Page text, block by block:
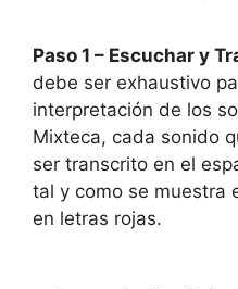
Paso 1 – Escuchar y
debe ser exhaustivo
interpretación de los
Mixteca, cada sonido
ser transcrito en el
tal y como se muestra
en letras rojas.